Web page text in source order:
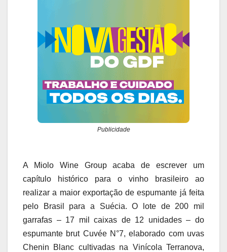
Publicidade
A Miolo Wine Group acaba de escrever um
capítulo histórico para o vinho brasileiro ao
realizar a maior exportação de espumante já feita
pelo Brasil para a Suécia. O lote de 200 mil
garrafas – 17 mil caixas de 12 unidades – do
espumante brut Cuvée N°7, elaborado com uvas
Chenin Blanc cultivadas na Vinícola Terranova,